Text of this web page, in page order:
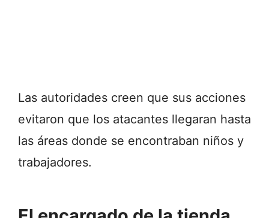
Las autoridades creen que sus acciones
evitaron que los atacantes llegaran hasta
las áreas donde se encontraban niños y
trabajadores.